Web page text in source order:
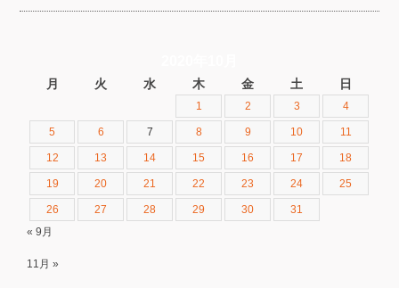
月 火 水 木 金 土 日
1 2 3 4
5 6 7 8 9 10 11
12 13 14 15 16 17 18
19 20 21 22 23 24 25
26 27 28 29 30
31
« 9月
11月 »